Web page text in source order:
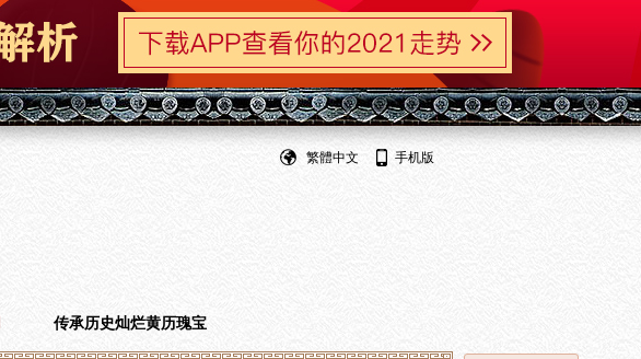
手机版
繁體中文
传承历史灿烂黄历瑰宝